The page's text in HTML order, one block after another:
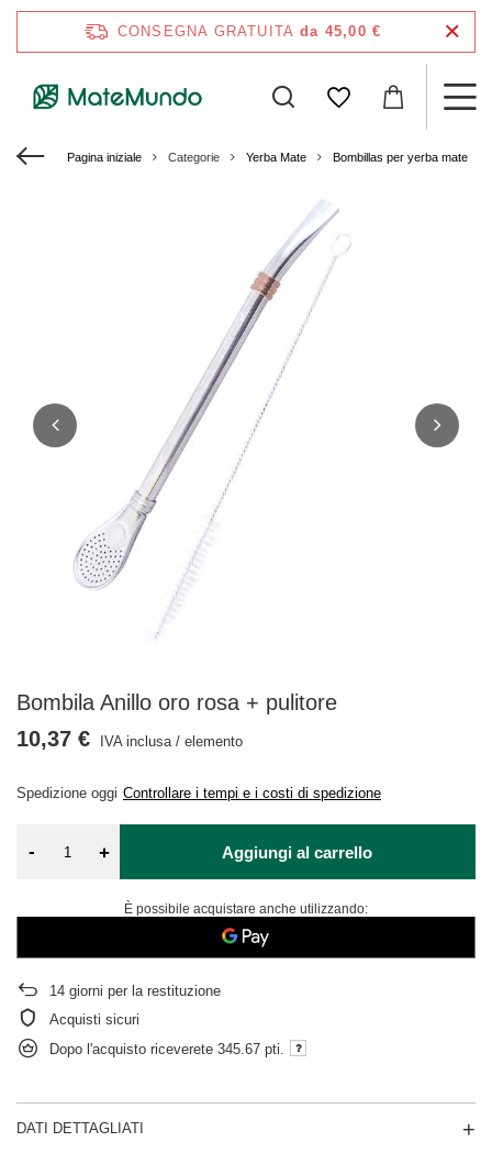
CONSEGNA GRATUITA da 45,00 €
Pagina iniziale Categorie Yerba Mate Bombillas per yerba mate
Bombila Anillo oro rosa + pulitore
Spedizione oggi Controllare i tempi e i costi di spedizione
10,37 € IVA inclusa/ elemento
- + Aggiungi al carrello
È possibile acquistare anche utilizzando:
14 giorni per la restituzione
Acquisti sicuri
Dopo l'acquisto riceverete 345.67 pti.
DATI DETTAGLIATI